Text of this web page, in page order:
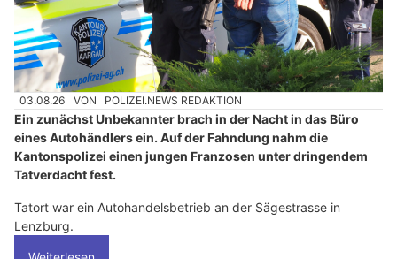
03.08.26 VON POLIZEI.NEWS REDAKTION
Ein zunächst Unbekannter brach in der Nacht in das Büro
eines Autohändlers ein. Auf der Fahndung nahm die
Kantonspolizei einen jungen Franzosen unter dringendem
Tatverdacht fest.
Tatort war ein Autohandelsbetrieb an der Sägestrasse in
Lenzburg.